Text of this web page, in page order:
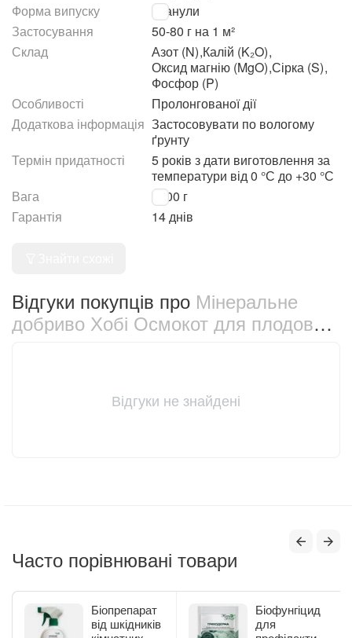
Форма випуску
Гранули
Застосування
50-80 г на 1 м²
Склад
Азот (N),Калій (K₂O),
Оксид магнію (MgO),Сірка (S),
Фосфор (P)
Особливості
Пролонгованої дії
Додаткова інформація Застосовувати по вологому
ґрунту
Термін придатності
5 років з дати виготовлення за
температури від 0 °С до +30 °С
Вага
1000 г
Гарантія
14 днів
Відгуки покупців про Мінеральне
добриво Хобі Осмокот для плодово-
Відгуки не знайдені
Часто порівнювані товари
Біопрепарат
від шкідників
Біофунгіцид
для